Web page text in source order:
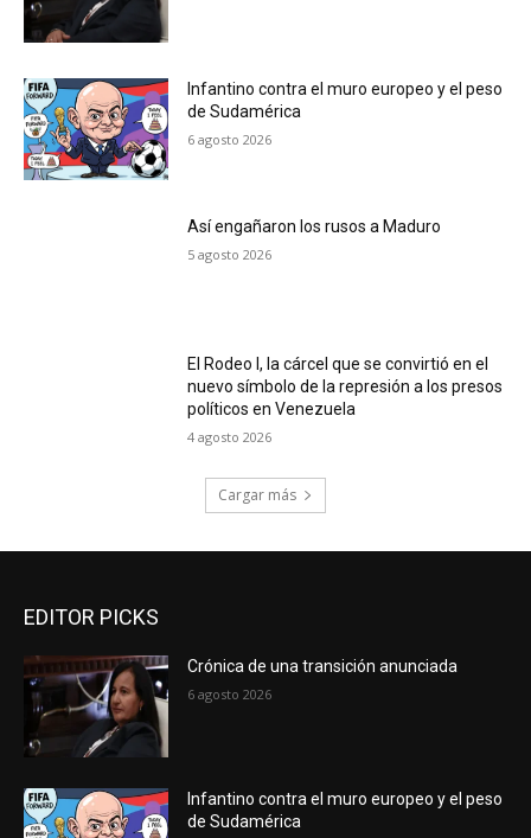
Infantino contra el muro europeo y el peso
de Sudamérica
6 agosto 2026
Así engañaron los rusos a Maduro
5 agosto 2026
El Rodeo I, la cárcel que se convirtió en el
nuevo símbolo de la represión a los presos
políticos en Venezuela
4 agosto 2026
Cargar más
EDITOR PICKS
Crónica de una transición anunciada
6 agosto 2026
Infantino contra el muro europeo y el peso
de Sudamérica